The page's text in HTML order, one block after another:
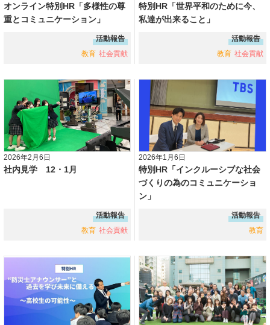
オンライン特別HR「多様性の尊
重とコミュニケーション」
活動報告
教育 社会貢献
特別HR「世界平和のために今、
私達が出来ること」
活動報告
教育 社会貢献
2026年2月6日
社内見学 12・1月
活動報告
教育 社会貢献
2026年1月6日
特別HR「インクルーシブな社会
づくりの為のコミュニケーショ
ン」
活動報告
教育